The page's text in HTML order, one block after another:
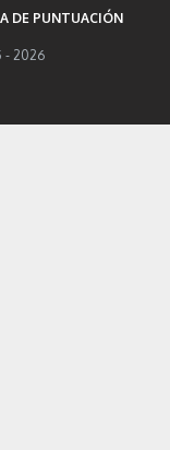
DE PUNTUACIÓN
- 2026